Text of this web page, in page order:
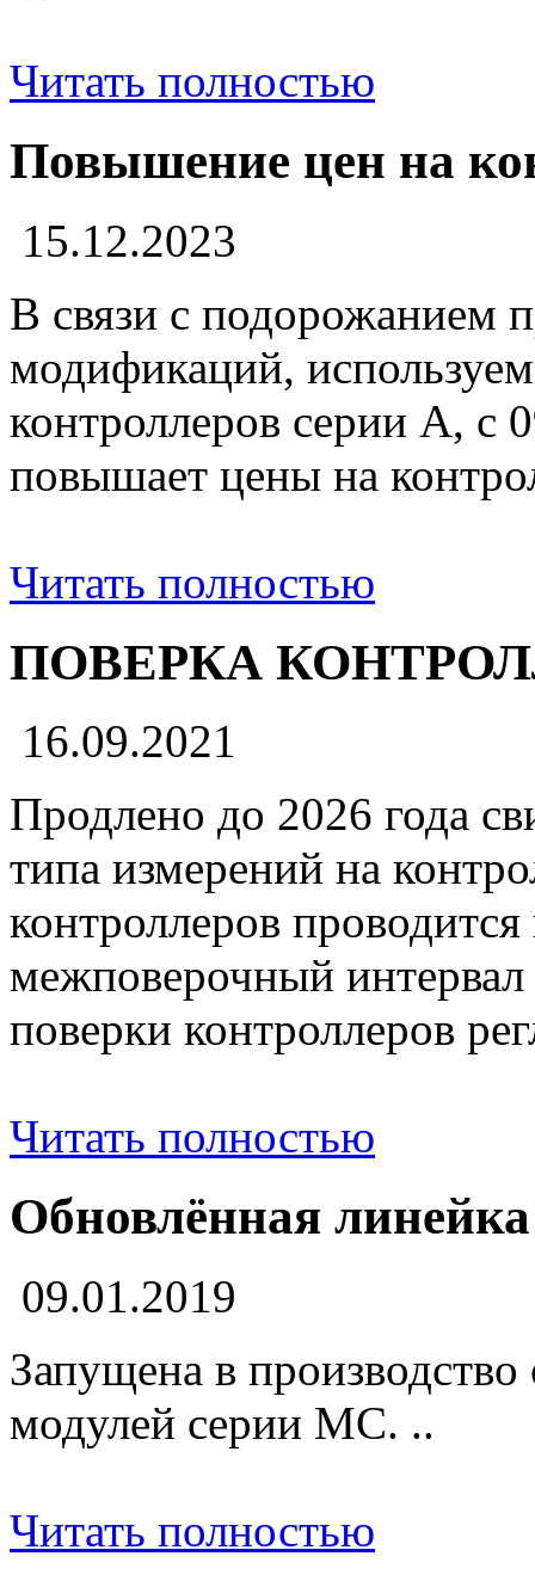
Читать полностью
Повышение цен на
15.12.2023
В связи с подорожанием
модификаций,
контроллеров серии А, с
повышает цены на
Читать полностью
ПОВЕРКА
16.09.2021
Продлено до 2026 года
типа измерений на
контроллеров
межповерочный
поверки контроллеров
Читать полностью
Обновлённая
09.01.2019
Запущена в
модулей серии МС. ..
Читать полностью